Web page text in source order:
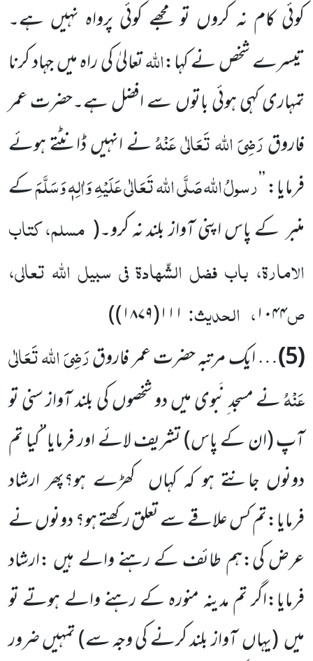
کوئی کام نہ کروں تو مجھے کوئی پرواہ نہیں ہے۔
تیسرے شخص نے کہا:اللہتعالیٰ کی راہ میں جہاد کرنا
تمہاری کہی ہوئی باتوں سے افضل ہے۔حضرت عمر
فاروقرَضِیَ اللہ تَعَالٰی عَنْہُنے انہیں ڈانٹتے ہوئے
فرمایا: ’’رسولُاللہصَلَّی اللہ تَعَالٰی عَلَیْہِ وَاٰلِہٖ وَسَلَّمَکے
منبر کے پاس اپنی آواز بلند نہ کرو۔( مسلم، کتاب
الامارۃ، باب فضل الشّہادۃ فی سبیل اللّٰہ تعالی،
ص۱۰۴۴، الحدیث: ۱۱۱(۱۸۷۹)
)
(5) … ایک مرتبہ حضرت عمر فاروقرَضِیَ اللہ تَعَالٰی
عَنْہُنے مسجد ِنَبوی میں دو شخصوں کی بلند آواز سنی تو
آپ(ان کے پاس)تشریف لائے اور فرمایا’’کیا تم
دونوں جانتے ہو کہ کہاں کھڑے ہو؟پھر ارشاد
فرمایا:تم کس علاقے سے تعلق رکھتے ہو؟ دونوں نے
عرض کی:ہم طائف کے رہنے والے ہیں :ارشاد
فرمایا:اگر تم مدینہ منورہ کے رہنے والے ہوتے تو
میں(یہاں آواز بلند کرنے کی وجہ سے)تمہیں ضرور